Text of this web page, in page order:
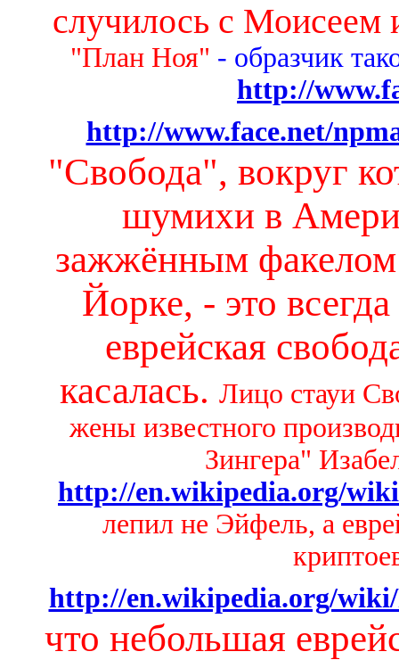
случилось с
"План Ноя" - образчик
http://
http://www.face.net/
"Свобода", вокруг
шумихи в
зажжённым
Йорке, - это
еврейская
касалась. Лицо стауи
жены известного
Зингера"
http://en.wikipedia.org/
лепил не Эйфель, а
http://en.wikipedia.org/
что небольшая